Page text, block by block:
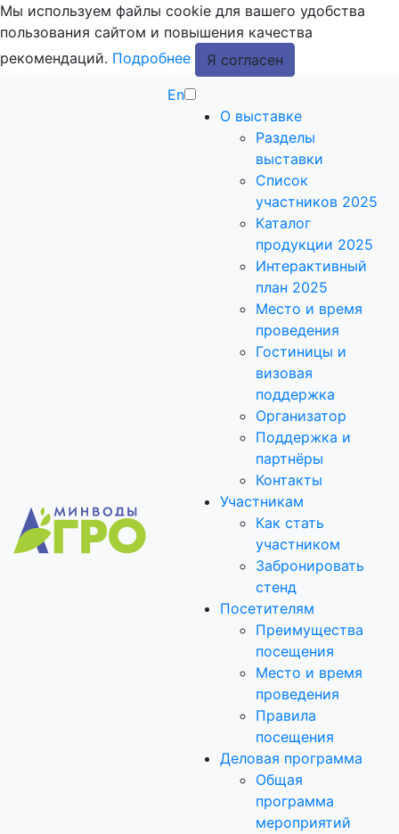
Мы используем файлы cookie для вашего удобства
пользования сайтом и повышения качества
рекомендаций. Подробнее
Я согласен
En
О выставке
Разделы
выставки
Список
участников 2025
Каталог
продукции 2025
Интерактивный
план 2025
Место и время
проведения
Гостиницы и
визовая
поддержка
Организатор
Поддержка и
партнёры
Контакты
Участникам
Как стать
участником
Забронировать
стенд
Посетителям
Преимущества
посещения
Место и время
проведения
Правила
посещения
Деловая программа
Общая
программа
мероприятий